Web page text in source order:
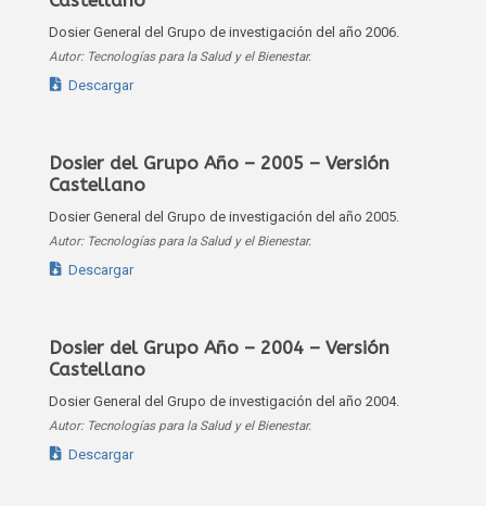
Dosier General del Grupo de investigación del año 2006.
Autor: Tecnologías para la Salud y el Bienestar.
Descargar
Dosier del Grupo Año – 2005 – Versión
Castellano
Dosier General del Grupo de investigación del año 2005.
Autor: Tecnologías para la Salud y el Bienestar.
Descargar
Dosier del Grupo Año – 2004 – Versión
Castellano
Dosier General del Grupo de investigación del año 2004.
Autor: Tecnologías para la Salud y el Bienestar.
Descargar